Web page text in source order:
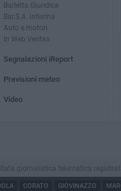
Barletta Giuridica
Bar.S.A. informa
Auto e motori
In Web Veritas
Segnalazioni iReport
Previsioni meteo
Video
giornalistica telematica
CORATO GIOVINAZZO